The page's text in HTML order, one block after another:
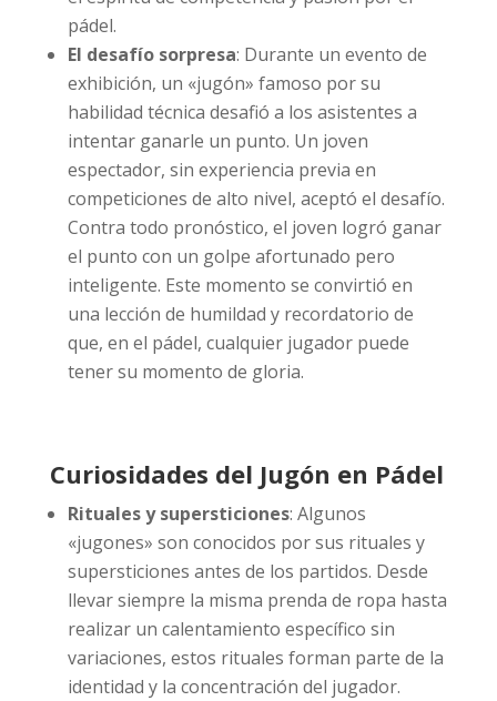
pádel.
El desafío sorpresa: Durante un evento de
exhibición, un «jugón» famoso por su
habilidad técnica desafió a los asistentes a
intentar ganarle un punto. Un joven
espectador, sin experiencia previa en
competiciones de alto nivel, aceptó el desafío.
Contra todo pronóstico, el joven logró ganar
el punto con un golpe afortunado pero
inteligente. Este momento se convirtió en
una lección de humildad y recordatorio de
que, en el pádel, cualquier jugador puede
tener su momento de gloria.
Curiosidades del Jugón en Pádel
Rituales y supersticiones: Algunos
«jugones» son conocidos por sus rituales y
supersticiones antes de los partidos. Desde
llevar siempre la misma prenda de ropa hasta
realizar un calentamiento específico sin
variaciones, estos rituales forman parte de la
identidad y la concentración del jugador.